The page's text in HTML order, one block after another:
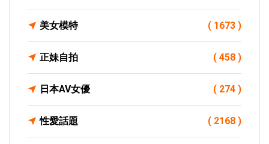
美女模特 ( 1673 )
正妹自拍 ( 458 )
日本AV女優 ( 274 )
性愛話題 ( 2168 )